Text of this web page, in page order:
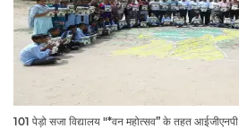
101 पेड़ो सजा विद्यालय "*वन महोत्सव” के तहत